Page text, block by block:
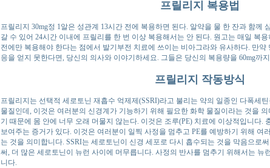
프릴리지 복용법
프릴리지 30mg정 1알은 성관계 13시간 전에 복용하면 된다. 알약을 물 한 잔과 함께
갈 수 있어 24시간 이내에 프릴리를 한 번 이상 복용해서는 안 된다. 원고는 매일 복
전에만 복용해야 한다는 점에서 발기부전 치료에 쓰이는 비아그라와 유사하다. 만약
응을 얻지 못한다면, 당신의 의사와 이야기하세요. 그들은 당신의 복용량을 60mg까
프릴리지 작동방식
프릴리지는 선택적 세로토닌 재흡수 억제제(SSRI)라고 불리는 약의 일종인 다폭세
물질인데, 이것은 여러분의 신경계가 기능하기 위해 필요한 화학 물질이라는 것을
기 때문에 몸 안에 너무 오래 머물지 않는다. 이것은 조루(PE) 치료에 이상적입니다.
보여주는 증거가 있다. 이것은 여러분이 일찍 사정을 멈추고 PE를 예방하기 위해 여
는 것을 의미합니다. SSRI는 세로토닌이 신경 세포로 다시 흡수되는 것을 막음으로
써, 더 많은 세로토닌이 뉴런 사이에 머무릅니다. 사정의 반사를 멈추기 위해서는 뉴
니다.